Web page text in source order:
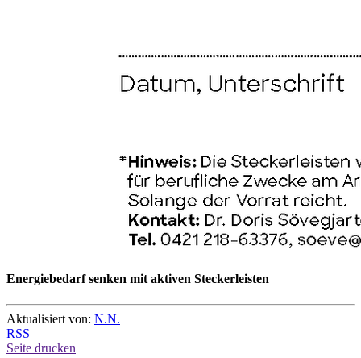
Energiebedarf senken mit aktiven Steckerleisten
Aktualisiert von: N.N.
RSS
Seite drucken